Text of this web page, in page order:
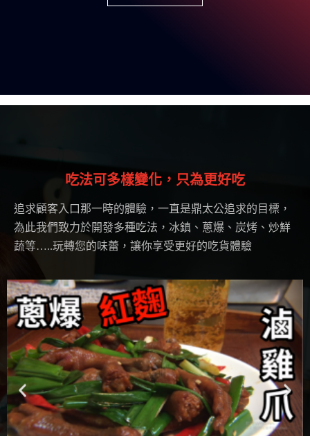
吃法可多樣變化，只為更好吃
追求顧客入口那一時的體驗，一直是鼎太公追求的目標，
為此我們致力於開發多種吃法，冰鎮、蔥爆、炭烤、炒鮮
蔬等…..玩轉您的味蕾，讓你享受更好的吃貨體驗